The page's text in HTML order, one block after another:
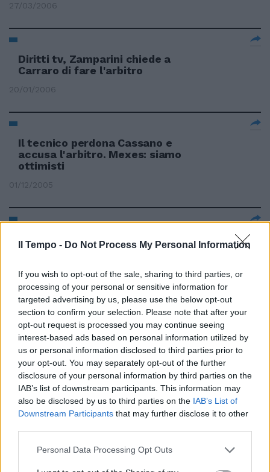
Il Tempo - Do Not Process My Personal Information
If you wish to opt-out of the sale, sharing to third parties, or
processing of your personal or sensitive information for
targeted advertising by us, please use the below opt-out
section to confirm your selection. Please note that after your
opt-out request is processed you may continue seeing
interest-based ads based on personal information utilized by
us or personal information disclosed to third parties prior to
your opt-out. You may separately opt-out of the further
disclosure of your personal information by third parties on the
IAB’s list of downstream participants. This information may
also be disclosed by us to third parties on the IAB’s List of
Downstream Participants that may further disclose it to other
Personal Data Processing Opt Outs
27/03/2006
Diritti tv, Zamparini chiede a
Carraro di fare l'arbitro
20/01/2006
Il tecnico perdona Cassano e
accusa l'arbitro. Mexes: siamo
ottimisti
01/12/2005
Il pallone secondo lo sceicco: via
l'arbitro e porte senza traversa
MONETINA CONTRO L'ARBITRO
24/10/2005
BRASILE Scommesse, arrestato
arbitro internazionale SAN
PAOLO — L'arbitro
internazionale brasiliano Edilson